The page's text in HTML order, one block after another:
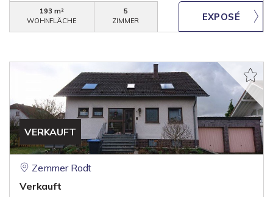
193 m²
WOHNFLÄCHE
5
ZIMMER
VERKAUFT
Zemmer Rodt
Verkauft